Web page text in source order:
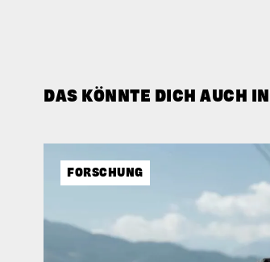
DAS KÖNNTE DICH AUCH
FORSCHUNG